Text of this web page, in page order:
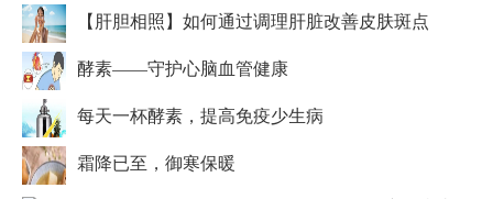
【肝胆相照】如何通过调理肝脏改善皮肤斑点
酵素——守护心脑血管健康
每天一杯酵素，提高免疫少生病
霜降已至，御寒保暖